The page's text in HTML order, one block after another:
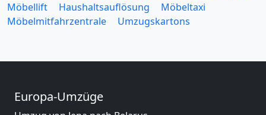
Möbellift
Haushaltsauflösung
Möbeltaxi
Möbelmitfahrzentrale
Umzugskartons
Europa-Umzüge